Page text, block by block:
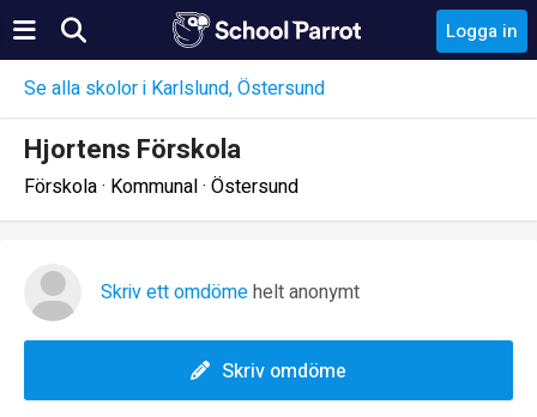
Logga in
Se alla skolor i Karlslund, Östersund
Hjortens Förskola
Förskola · Kommunal · Östersund
Skriv ett omdömehelt anonymt
Skriv omdöme